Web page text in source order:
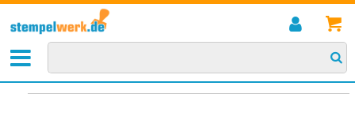
TRODAT® CREATIVE MINI STEMPEL + KISSEN SET